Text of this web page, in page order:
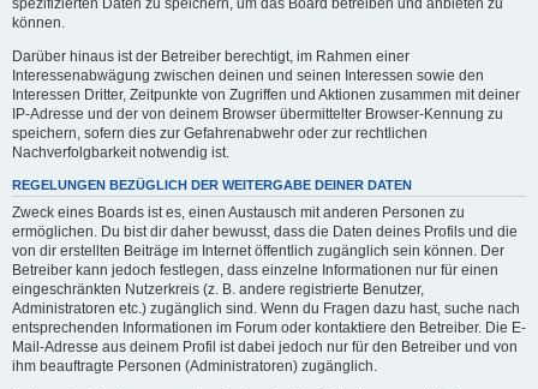
können.
Darüber hinaus ist der Betreiber berechtigt, im Rahmen einer
Interessenabwägung zwischen deinen und seinen Interessen sowie den
Interessen Dritter, Zeitpunkte von Zugriffen und Aktionen zusammen mit deiner
IP-Adresse und der von deinem Browser übermittelter Browser-Kennung zu
speichern, sofern dies zur Gefahrenabwehr oder zur rechtlichen
Nachverfolgbarkeit notwendig ist.
REGELUNGEN BEZÜGLICH DER WEITERGABE DEINER DATEN
Zweck eines Boards ist es, einen Austausch mit anderen Personen zu
ermöglichen. Du bist dir daher bewusst, dass die Daten deines Profils und die
von dir erstellten Beiträge im Internet öffentlich zugänglich sein können. Der
Betreiber kann jedoch festlegen, dass einzelne Informationen nur für einen
eingeschränkten Nutzerkreis (z. B. andere registrierte Benutzer,
Administratoren etc.) zugänglich sind. Wenn du Fragen dazu hast, suche nach
entsprechenden Informationen im Forum oder kontaktiere den Betreiber. Die E-
Mail-Adresse aus deinem Profil ist dabei jedoch nur für den Betreiber und von
ihm beauftragte Personen (Administratoren) zugänglich.